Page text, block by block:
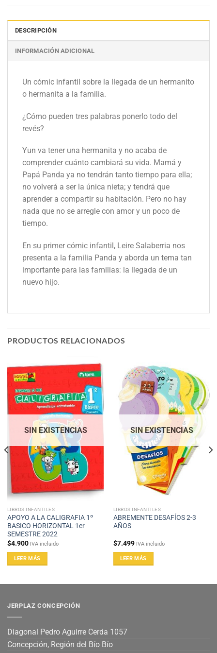
DESCRIPCIÓN
INFORMACIÓN ADICIONAL
Un cómic infantil sobre la llegada de un hermanito
o hermanita a la familia.
¿Cómo pueden tres palabras ponerlo todo del
revés?
Yun va tener una hermanita y no acaba de
comprender cuánto cambiará su vida. Mamá y
Papá Panda ya no tendrán tanto tiempo para ella;
no volverá a ser la única nieta; y tendrá que
aprender a compartir su habitación. Pero no hay
nada que no se arregle con amor y un poco de
tiempo.
En su primer cómic infantil, Leire Salaberria nos
presenta a la familia Panda y aborda un tema tan
importante para las familias: la llegada de un
nuevo hijo.
PRODUCTOS RELACIONADOS
SIN EXISTENCIAS
LIBROS INFANTILES
APOYO A LA CALIGRAFIA 1º
BASICO HORIZONTAL 1er
SEMESTRE 2022
$4.900 IVA incluido
LEER MÁS
SIN EXISTENCIAS
LIBROS INFANTILES
ABREMENTE DESAFÍOS 2-3
AÑOS
$7.499 IVA incluido
LEER MÁS
JERPLAZ CONCEPCIÓN
Diagonal Pedro Aguirre Cerda 1057
Concepción, Región del Bío Bío